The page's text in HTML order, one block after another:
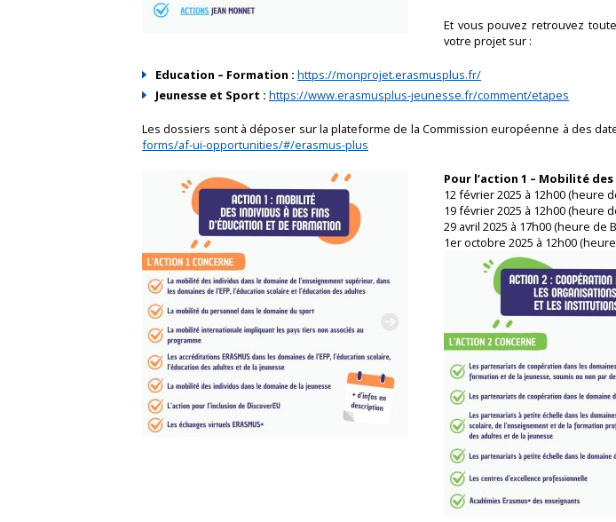
Et vous pouvez retrouvez
votre projet sur :
Education – Formation : https://monprojet.erasmusplus.fr/
Jeunesse et Sport : https://www.erasmusplus-jeunesse.fr/comment/etapes
Les dossiers sont à déposer sur la plateforme de la Commission européenne à des
forms/af-ui-opportunities/#/erasmus-plus
Pour l’action 1 – Mobilité
12 février 2025 à 12h00 (heure
19 février 2025 à 12h00 (heure
29 avril 2025 à 17h00 (heure de
1er octobre 2025 à 12h00